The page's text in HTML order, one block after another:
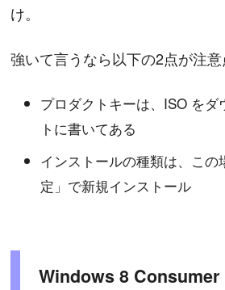
け。
強いて言うなら以下の2点が注意
プロダクトキーは、ISO をダ
トに書いてある
インストールの種類は、この
定」で新規インストール
Windows 8